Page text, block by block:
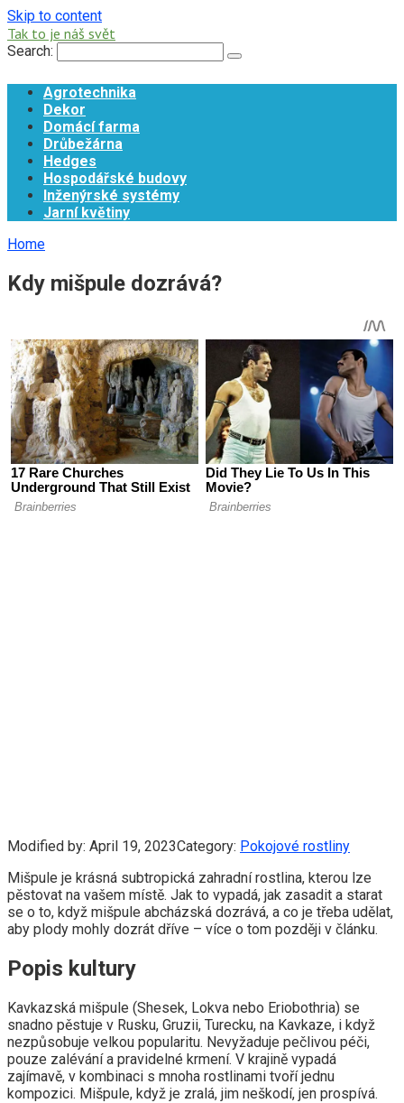
Skip to content
Tak to je náš svět
Search:
Agrotechnika
Dekor
Domácí farma
Drůbežárna
Hedges
Hospodářské budovy
Inženýrské systémy
Jarní květiny
Home
Kdy mišpule dozrává?
Modified by: April 19, 2023Category: Pokojové rostliny
Mišpule je krásná subtropická zahradní rostlina, kterou lze
pěstovat na vašem místě. Jak to vypadá, jak zasadit a starat
se o to, když mišpule abcházská dozrává, a co je třeba udělat,
aby plody mohly dozrát dříve – více o tom později v článku.
Popis kultury
Kavkazská mišpule (Shesek, Lokva nebo Eriobothria) se
snadno pěstuje v Rusku, Gruzii, Turecku, na Kavkaze, i když
nezpůsobuje velkou popularitu. Nevyžaduje pečlivou péči,
pouze zalévání a pravidelné krmení. V krajině vypadá
zajímavě, v kombinaci s mnoha rostlinami tvoří jednu
kompozici. Mišpule, když je zralá, jim neškodí, jen prospívá.